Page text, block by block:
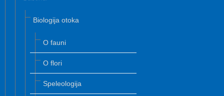
Biologija otoka
O fauni
O flori
Speleologija